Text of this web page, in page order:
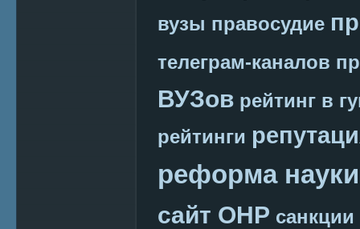
вузы правосудие
телеграм-каналов
ВУЗов рейтинг в
рейтинги
реформа науки
сайт ОНР санкции